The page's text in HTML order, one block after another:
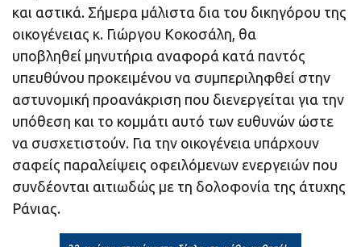
και αστικά. Σήμερα μάλιστα δια του δικηγόρου της
οικογένειας κ. Γιώργου Κοκοσάλη, θα
υποβληθεί μηνυτήρια αναφορά κατά παντός
υπευθύνου προκειμένου να συμπεριληφθεί στην
αστυνομική προανάκριση που διενεργείται για την
υπόθεση και το κομμάτι αυτό των ευθυνών ώστε
να συσχετιστούν. Για την οικογένεια υπάρχουν
σαφείς παραλείψεις οφειλόμενων ενεργειών που
συνδέονται αιτιωδώς με τη δολοφονία της άτυχης
Ράνιας.